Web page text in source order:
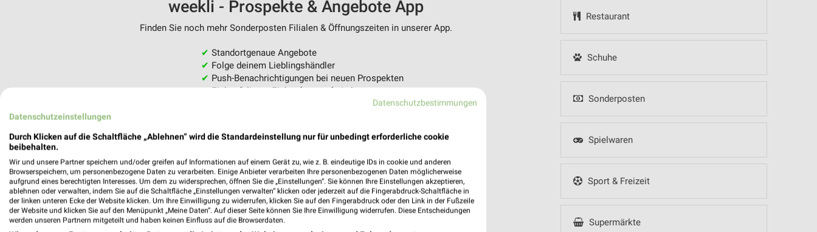
Restaurant
Schuhe
Sonderposten
Spielwaren
Sport & Freizeit
Supermärkte
weekli - Prospekte & Angebote App
Finden Sie noch mehr Sonderposten Filialen & Öffnungszeiten in unserer App.
✔ Standortgenaue Angebote
✔ Folge deinem Lieblingshändler
✔ Push-Benachrichtigungen bei neuen Prospekten
✔Einkaufsliste - Einkauf stressfrei planen
Datenschutzbestimmungen
Datenschutzeinstellungen
Durch Klicken auf die Schaltfläche „Ablehnen“ wird die Standardeinstellung nur für unbedingt erforderliche cookie
beibehalten.
Wir und unsere Partner speichern und/oder greifen auf Informationen auf einem Gerät zu, wie z. B. eindeutige IDs in cookie und anderen
Browserspeichern, um personenbezogene Daten zu verarbeiten. Einige Anbieter verarbeiten Ihre personenbezogenen Daten möglicherweise
aufgrund eines berechtigten Interesses. Um dem zu widersprechen, öffnen Sie die „Einstellungen“. Sie können Ihre Einstellungen akzeptieren,
ablehnen oder verwalten, indem Sie auf die Schaltfläche „Einstellungen verwalten“ klicken oder jederzeit auf die Fingerabdruck-Schaltfläche in
der linken unteren Ecke der Website klicken. Um Ihre Einwilligung zu widerrufen, klicken Sie auf den Fingerabdruck oder den Link in der Fußzeile
der Website und klicken Sie auf den Menüpunkt „Meine Daten“. Auf dieser Seite können Sie Ihre Einwilligung widerrufen. Diese Entscheidungen
werden unseren Partnern mitgeteilt und haben keinen Einfluss auf die Browserdaten.